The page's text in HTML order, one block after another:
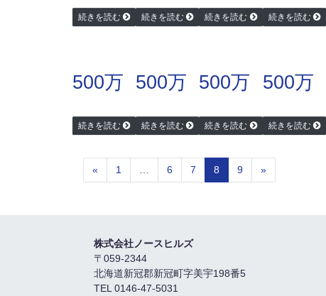
続きを読む 続きを読む 続きを読む 続きを読む
500万
続きを読む
500万
続きを読む
500万
続きを読む
500万
続きを読む
« 1 … 6 7 8 9 »
株式会社ノースヒルズ
〒059-2344
北海道新冠郡新冠町字美宇198番5
TEL 0146-47-5031